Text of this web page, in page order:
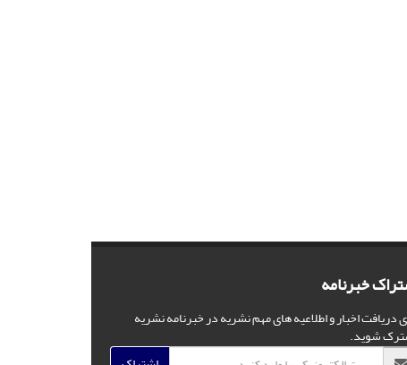
خبرنامه
دریافت اخبار و اطلاعیه های مهم نشریه در خبرنامه نشریه
شوید.